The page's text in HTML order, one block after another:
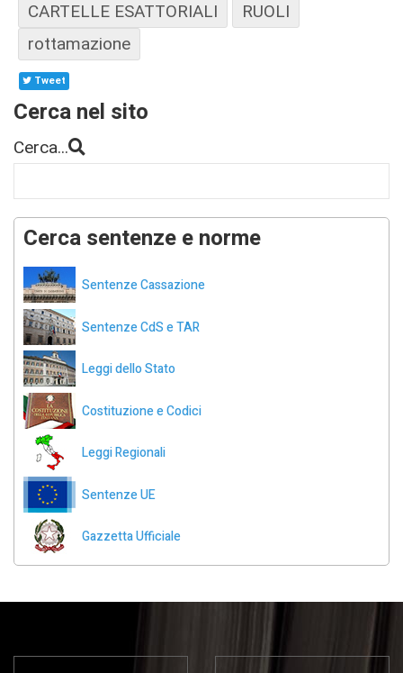
CARTELLE ESATTORIALI
RUOLI
rottamazione
Tweet
Cerca nel sito
Cerca...
Cerca sentenze e norme
Sentenze Cassazione
Sentenze CdS e TAR
Leggi dello Stato
Costituzione e Codici
Leggi Regionali
Sentenze UE
Gazzetta Ufficiale